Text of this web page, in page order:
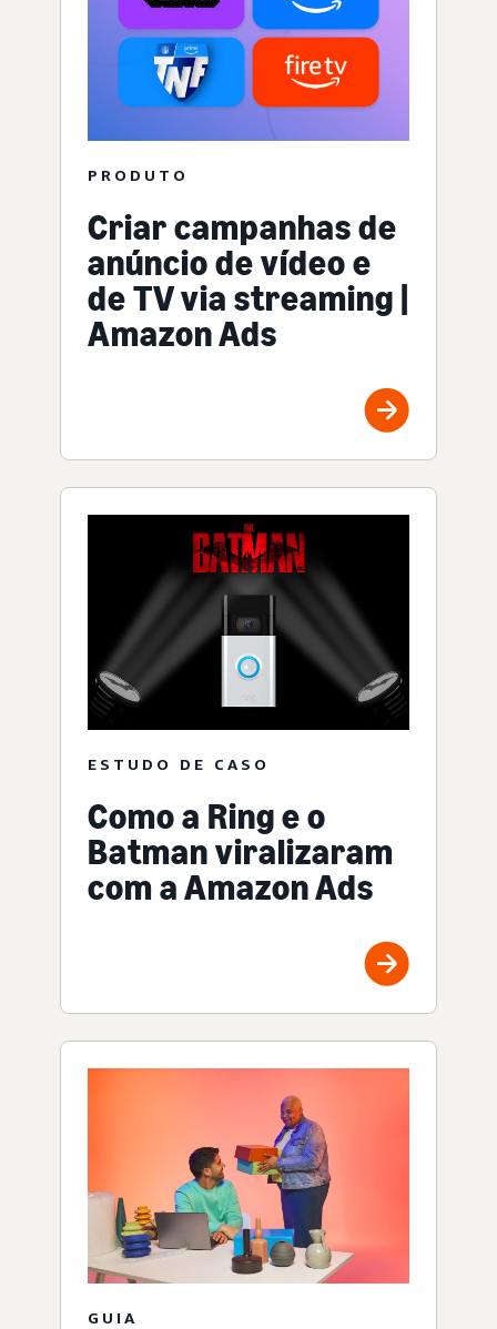
PRODUTO
Criar campanhas de
anúncio de vídeo e
de TV via streaming |
Amazon Ads
ESTUDO DE CASO
Como a Ring e o
Batman viralizaram
com a Amazon Ads
GUIA